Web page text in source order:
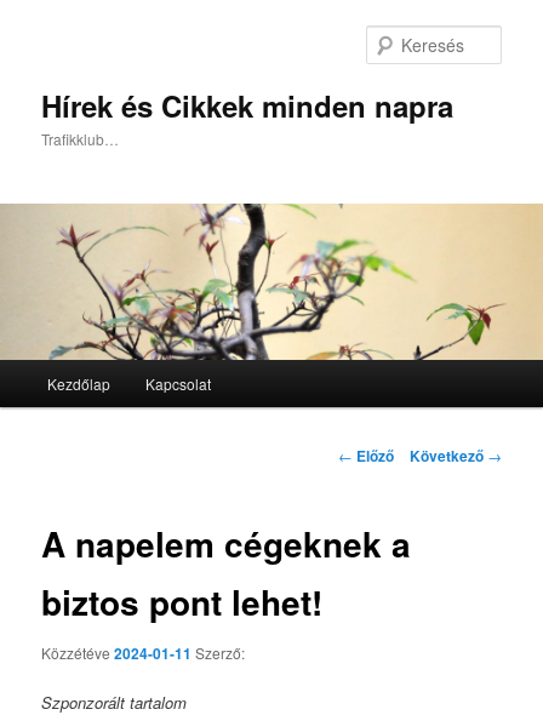
Hírek és Cikkek minden napra
Trafikklub…
Tovább
tartalomra
Kezdőlap Kapcsolat
Bejegyzés
← Előző Következő →
A napelem cégeknek a
biztos pont lehet!
Közzétéve2024-01-11 Szerző:
Szponzorált tartalom